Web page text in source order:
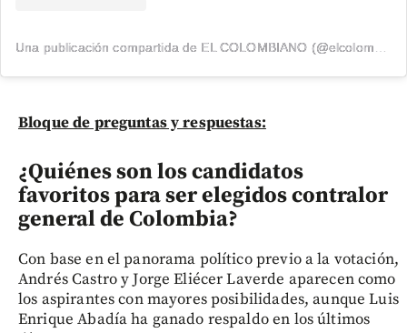
Bloque de preguntas y respuestas:
¿Quiénes son los candidatos
favoritos para ser elegidos contralor
general de Colombia?
Con base en el panorama político previo a la votación,
Andrés Castro y Jorge Eliécer Laverde aparecen como
los aspirantes con mayores posibilidades, aunque Luis
Enrique Abadía ha ganado respaldo en los últimos